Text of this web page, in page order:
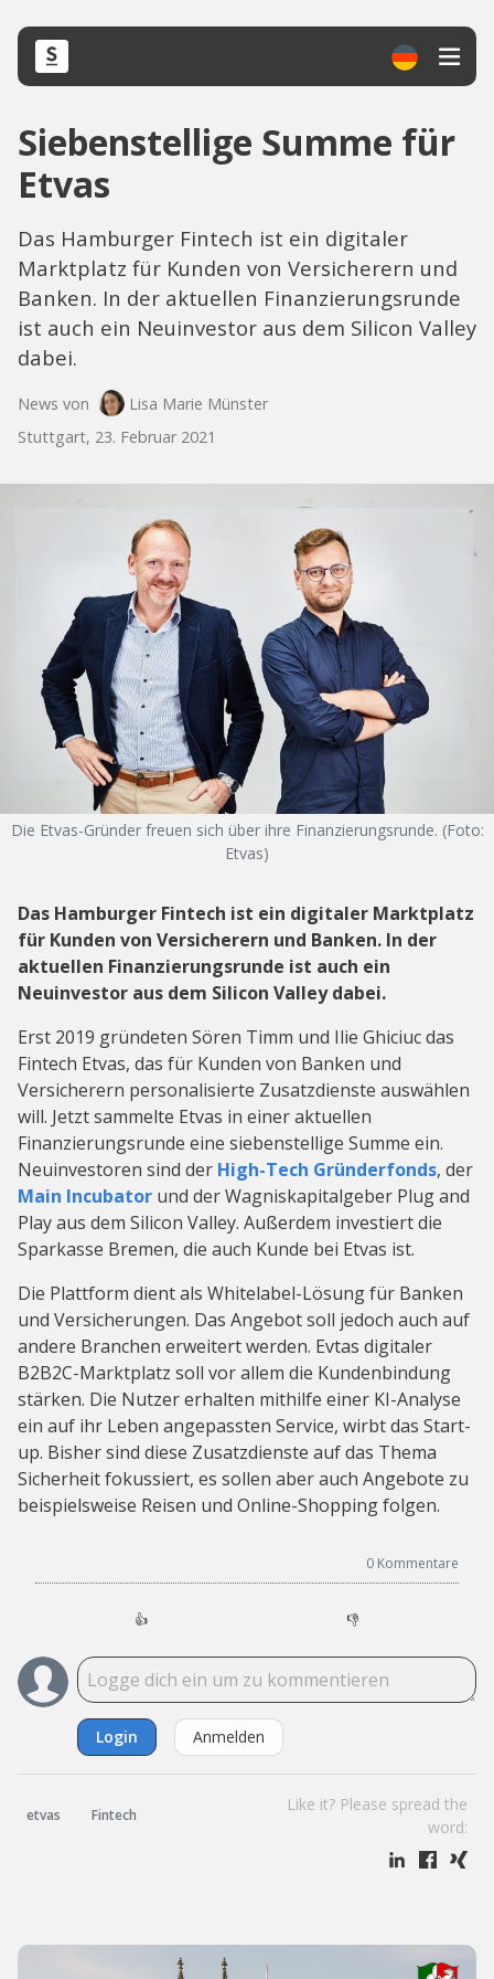
Siebenstellige Summe für
Etvas
Das Hamburger Fintech ist ein digitaler
Marktplatz für Kunden von Versicherern und
Banken. In der aktuellen Finanzierungsrunde
ist auch ein Neuinvestor aus dem Silicon Valley
dabei.
News von
Lisa Marie Münster
Stuttgart, 23. Februar 2021
Die Etvas-Gründer freuen sich über ihre Finanzierungsrunde. (Foto:
Etvas)
Das Hamburger Fintech ist ein digitaler Marktplatz
für Kunden von Versicherern und Banken. In der
aktuellen Finanzierungsrunde ist auch ein
Neuinvestor aus dem Silicon Valley dabei.
Erst 2019 gründeten Sören Timm und Ilie Ghiciuc das
Fintech Etvas, das für Kunden von Banken und
Versicherern personalisierte Zusatzdienste auswählen
will. Jetzt sammelte Etvas in einer aktuellen
Finanzierungsrunde eine siebenstellige Summe ein.
Neuinvestoren sind der High-Tech Gründerfonds, der
Main Incubator und der Wagniskapitalgeber Plug and
Play aus dem Silicon Valley. Außerdem investiert die
Sparkasse Bremen, die auch Kunde bei Etvas ist.
Die Plattform dient als Whitelabel-Lösung für Banken
und Versicherungen. Das Angebot soll jedoch auch auf
andere Branchen erweitert werden. Evtas digitaler
B2B2C-Marktplatz soll vor allem die Kundenbindung
stärken. Die Nutzer erhalten mithilfe einer KI-Analyse
ein auf ihr Leben angepassten Service, wirbt das Start-
up. Bisher sind diese Zusatzdienste auf das Thema
Sicherheit fokussiert, es sollen aber auch Angebote zu
beispielsweise Reisen und Online-Shopping folgen.
0 Kommentare
👍 👎
Login Anmelden
etvas Fintech
Like it? Please spread the
word: